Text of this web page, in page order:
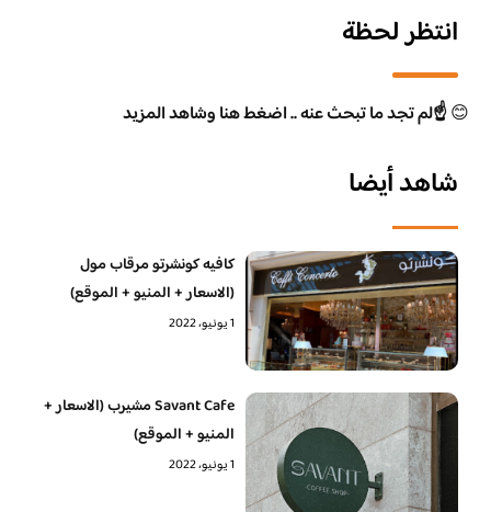
انتظر لحظة
😊☝️لم تجد ما تبحث عنه .. اضغط هنا وشاهد المزيد
شاهد أيضا
كافيه كونشرتو مرقاب مول
(الاسعار + المنيو + الموقع)
1 يونيو، 2022
Savant Cafe مشيرب (الاسعار +
المنيو + الموقع)
1 يونيو، 2022